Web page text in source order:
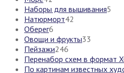
Наборы для вышивания5
Натюрморт42
Оберег6
Овощи и фрукты33
Пейзажи246
Перенабор схем в формат
По картинам известных